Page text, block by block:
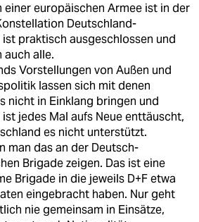
einer europäischen Armee ist in der
Deutschland-
ist praktisch ausgeschlossen und
auch alle.
Vorstellungen von Außen und
lassen sich mit denen
nicht in Einklang bringen und
jedes Mal aufs Neue enttäuscht,
es nicht unterstützt.
man das an der Deutsch-
Brigade zeigen. Das ist eine
Brigade in die jeweils D+F etwa
eingebracht haben. Nur geht
nie gemeinsam in Einsätze,